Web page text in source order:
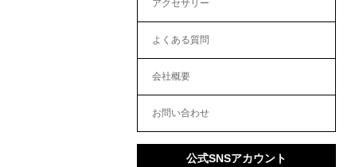
アクセサリー
よくある質問
会社概要
お問い合わせ
公式SNSアカウント